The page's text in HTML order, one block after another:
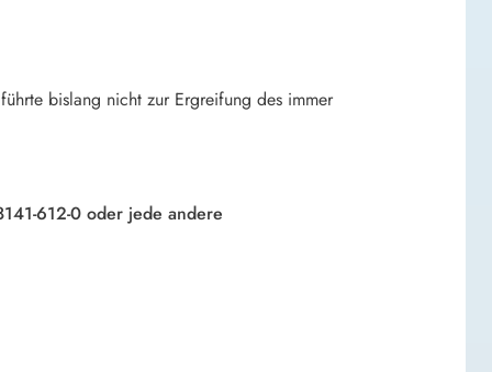
bislang nicht zur Ergreifung des immer
612-0 oder jede andere